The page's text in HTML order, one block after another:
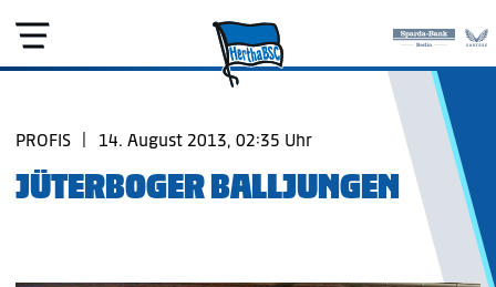
PROFIS 14. August 2013, 02:35 Uhr
JÜTERBOGER BALLJUNGEN